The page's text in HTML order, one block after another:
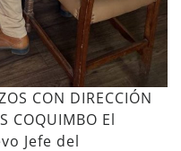
CON DIRECCIÓN
COQUIMBO El
Jefe del